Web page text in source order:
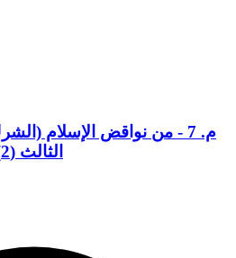
م. 7 - من نواقض الإسلام
الثالث (2) - أ. د.عبد الله الدميجي